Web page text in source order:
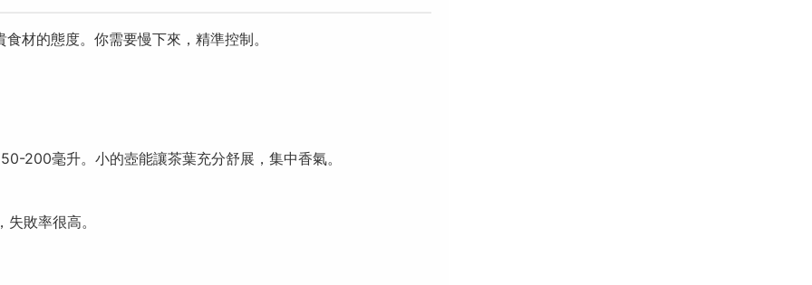
材的態度。你需要慢下來，精準控制。
200毫升。小的壺能讓茶葉充分舒展，集中香氣。
敗率很高。